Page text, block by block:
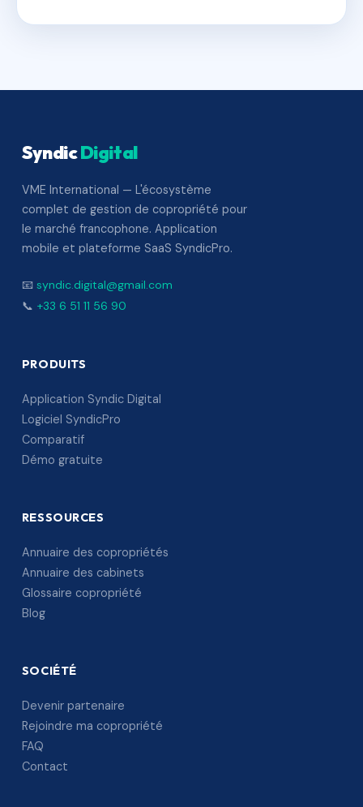
SyndicDigital
VME International — L'écosystème
complet de gestion de copropriété pour
le marché francophone. Application
mobile et plateforme SaaS SyndicPro.
📧 syndic.digital@gmail.com
📞 +33 6 51 11 56 90
PRODUITS
Application Syndic Digital
Logiciel SyndicPro
Comparatif
Démo gratuite
RESSOURCES
Annuaire des copropriétés
Annuaire des cabinets
Glossaire copropriété
Blog
SOCIÉTÉ
Devenir partenaire
Rejoindre ma copropriété
FAQ
Contact